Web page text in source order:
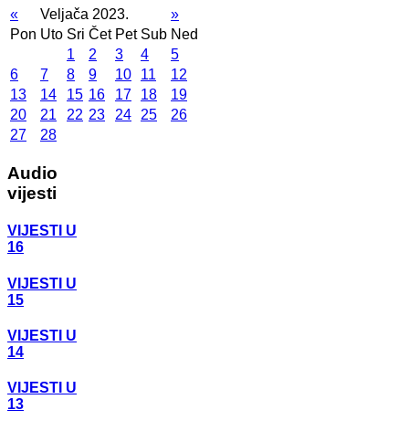
« Veljača 2023.
»
Pon Uto Sri Čet Pet Sub Ned
1
2 3 4
5
6
7 8 9 10 11
12
13
14 15 16 17 18
19
20
21 22 23 24 25
26
27
28
Audio
vijesti
VIJESTI U
16
VIJESTI U
15
VIJESTI U
14
VIJESTI U
13